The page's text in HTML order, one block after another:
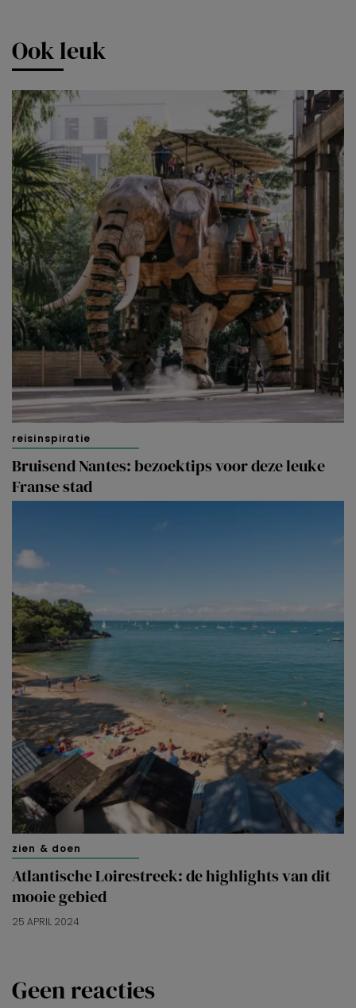
Ook leuk
reisinspiratie
Bruisend Nantes: bezoektips voor deze leuke
Franse stad
zien & doen
Atlantische Loirestreek: de highlights van dit
mooie gebied
25 APRIL 2024
Geen reacties